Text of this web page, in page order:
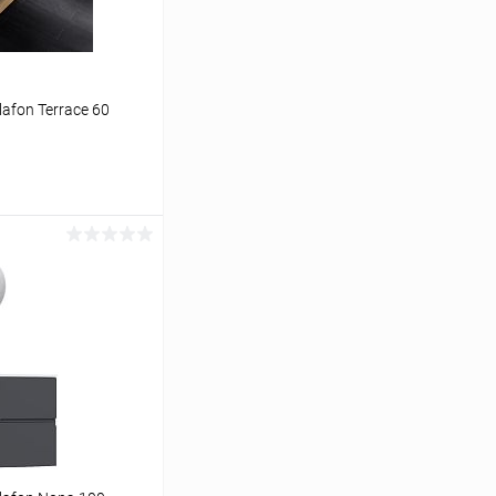
Terrace 60
Под заказ